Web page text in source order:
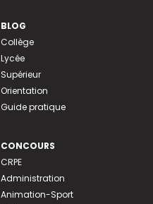
BLOG
Collège
Lycée
Supérieur
Orientation
Guide pratique
CONCOURS
CRPE
Administration
Animation-Sport